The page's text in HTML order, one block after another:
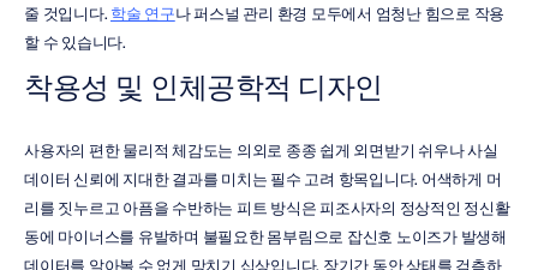
줄 것입니다. 학술 연구나 퍼스널 관리 환경 모두에서 엄청난 힘으로 작용
할 수 있습니다.
착용성 및 인체공학적 디자인
사용자의 편한 물리적 체감도는 의외로 종종 쉽게 외면받기 쉬우나 사실
데이터 신뢰에 지대한 결과를 미치는 필수 고려 항목입니다. 어색하게 머
리를 짓누르고 아픔을 수반하는 피트 방식은 피조사자의 정상적인 정신활
동에 마이너스를 유발하며 불필요한 몸부림으로 잡신호 노이즈가 발생해
데이터를 알아볼 수 없게 망치기 십상입니다. 장기간 동안 상태를 검측하